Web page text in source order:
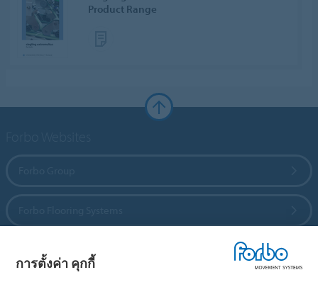
Product Range
การตั้งค่า คุกกี้